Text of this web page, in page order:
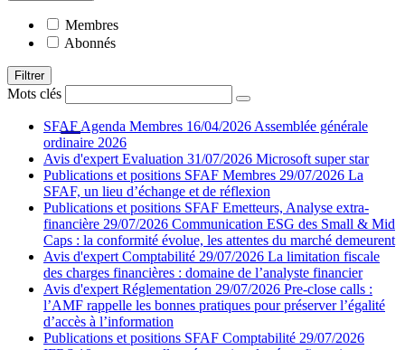
Membres
Abonnés
Filtrer
Mots clés
SFAF Agenda Membres 16/04/2026 Assemblée générale
ordinaire 2026
Avis d'expert Evaluation 31/07/2026 Microsoft super star
Publications et positions SFAF Membres 29/07/2026 La
SFAF, un lieu d’échange et de réflexion
Publications et positions SFAF Emetteurs, Analyse extra-
financière 29/07/2026 Communication ESG des Small & Mid
Caps : la conformité évolue, les attentes du marché demeurent
Avis d'expert Comptabilité 29/07/2026 La limitation fiscale
des charges financières : domaine de l’analyste financier
Avis d'expert Réglementation 29/07/2026 Pre-close calls :
l’AMF rappelle les bonnes pratiques pour préserver l’égalité
d’accès à l’information
Publications et positions SFAF Comptabilité 29/07/2026